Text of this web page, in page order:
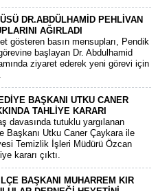
DR.ABDÜLHAMİD PEHLİVAN
AĞIRLADI
gösteren basın mensupları, Pendik
başlayan Dr. Abdulhamid
ziyaret ederek yeni görevi için
BAŞKANI UTKU CANER
TAHLİYE KARARI
davasında tutuklu yargılanan
Başkanı Utku Caner Çaykara ile
Temizlik İşleri Müdürü Özcan
kararı çıktı.
BAŞKANI MUHARREM KIR